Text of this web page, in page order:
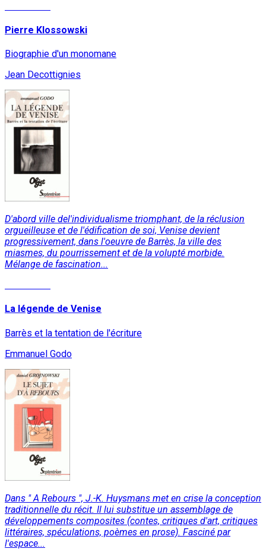
Pierre Klossowski
Biographie d'un monomane
Jean Decottignies
D'abord ville del'individualisme triomphant, de la réclusion
orgueilleuse et de l'édification de soi, Venise devient
progressivement, dans l'oeuvre de Barrès, la ville des
miasmes, du pourrissement et de la volupté morbide.
Mélange de fascination...
La légende de Venise
Barrès et la tentation de l'écriture
Emmanuel Godo
Dans " A Rebours ", J.-K. Huysmans met en crise la conception
traditionnelle du récit. Il lui substitue un assemblage de
développements composites (contes, critiques d'art, critiques
littéraires, spéculations, poèmes en prose). Fasciné par
l'espace...